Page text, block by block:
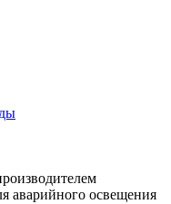
аварийного освещения